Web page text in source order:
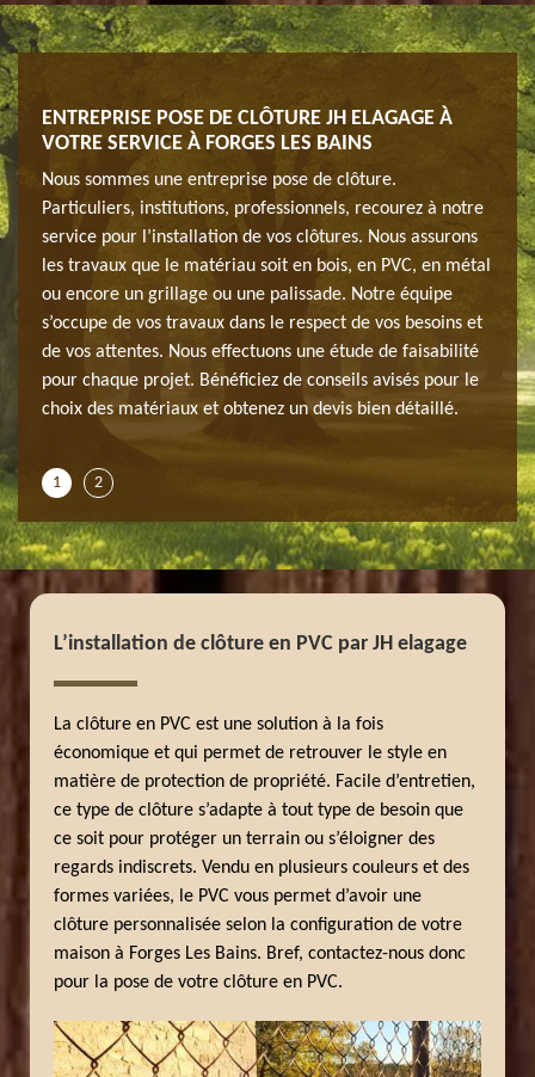
—
ENTREPRISE POSE DE CLÔTURE JH ELAGAGE À
VOTRE SERVICE À FORGES LES BAINS
Nous sommes une entreprise pose de clôture.
Particuliers, institutions, professionnels, recourez à notre
service pour l’installation de vos clôtures. Nous assurons
les travaux que le matériau soit en bois, en PVC, en métal
ou encore un grillage ou une palissade. Notre équipe
s’occupe de vos travaux dans le respect de vos besoins et
de vos attentes. Nous effectuons une étude de faisabilité
pour chaque projet. Bénéficiez de conseils avisés pour le
choix des matériaux et obtenez un devis bien détaillé.
des
Il
de
1 2
L’installation de clôture en PVC par JH elagage
La clôture en PVC est une solution à la fois
économique et qui permet de retrouver le style en
matière de protection de propriété. Facile d’entretien,
ce type de clôture s’adapte à tout type de besoin que
ce soit pour protéger un terrain ou s’éloigner des
regards indiscrets. Vendu en plusieurs couleurs et des
formes variées, le PVC vous permet d’avoir une
clôture personnalisée selon la configuration de votre
maison à Forges Les Bains. Bref, contactez-nous donc
pour la pose de votre clôture en PVC.